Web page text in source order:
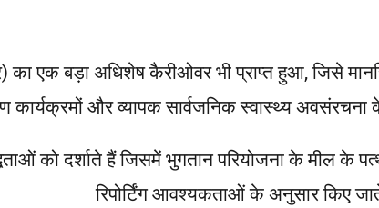
एक बड़ा अधिशेष कैरीओवर भी प्राप्त हुआ, जिसे
कार्यक्रमों और व्यापक सार्वजनिक स्वास्थ्य
को दर्शाते हैं जिसमें भुगतान परियोजना के मील के
रिपोर्टिंग आवश्यकताओं के अनुसार किए